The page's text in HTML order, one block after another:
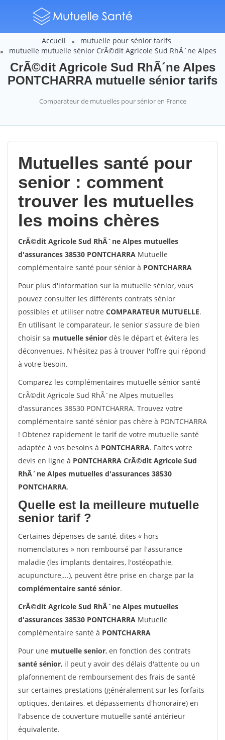
Accueil
mutuelle pour sénior tarifs
mutuelle mutuelle sénior CrÃ©dit Agricole Sud RhÃ´ne Alpes
CrÃ©dit Agricole Sud RhÃ´ne Alpes
PONTCHARRA mutuelle sénior tarifs
Comparateur de mutuelles pour sénior en France
Mutuelles santé pour
senior : comment
trouver les mutuelles
les moins chères
CrÃ©dit Agricole Sud RhÃ´ne Alpes mutuelles
d'assurances 38530 PONTCHARRA Mutuelle
complémentaire santé pour sénior à PONTCHARRA
Pour plus d'information sur la mutuelle sénior, vous
pouvez consulter les différents contrats sénior
possibles et utiliser notre COMPARATEUR MUTUELLE.
En utilisant le comparateur, le senior s'assure de bien
choisir sa mutuelle sénior dès le départ et évitera les
déconvenues. N'hésitez pas à trouver l'offre qui répond
à votre besoin.
Comparez les complémentaires mutuelle sénior santé
CrÃ©dit Agricole Sud RhÃ´ne Alpes mutuelles
d'assurances 38530 PONTCHARRA. Trouvez votre
complémentaire santé sénior pas chère à PONTCHARRA
! Obtenez rapidement le tarif de votre mutuelle santé
adaptée à vos besoins à PONTCHARRA. Faites votre
devis en ligne à PONTCHARRA CrÃ©dit Agricole Sud
RhÃ´ne Alpes mutuelles d'assurances 38530
PONTCHARRA.
Quelle est la meilleure mutuelle
senior tarif ?
Certaines dépenses de santé, dites « hors
nomenclatures » non remboursé par l'assurance
maladie (les implants dentaires, l'ostéopathie,
acupuncture,...), peuvent être prise en charge par la
complémentaire santé sénior.
CrÃ©dit Agricole Sud RhÃ´ne Alpes mutuelles
d'assurances 38530 PONTCHARRA Mutuelle
complémentaire santé à PONTCHARRA
Pour une mutuelle senior, en fonction des contrats
santé sénior, il peut y avoir des délais d'attente ou un
plafonnement de remboursement des frais de santé
sur certaines prestations (généralement sur les forfaits
optiques, dentaires, et dépassements d'honoraire) en
l'absence de couverture mutuelle santé antérieur
équivalente.